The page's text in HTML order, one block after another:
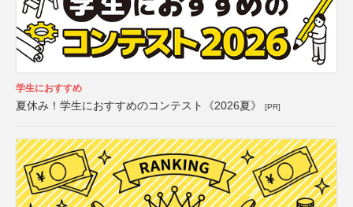
学生におすすめ
夏休み！学生におすすめのコンテスト《2026夏》 [PR]